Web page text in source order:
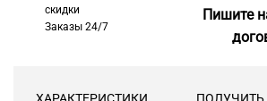
скидки
Заказы 24/7
Пишите